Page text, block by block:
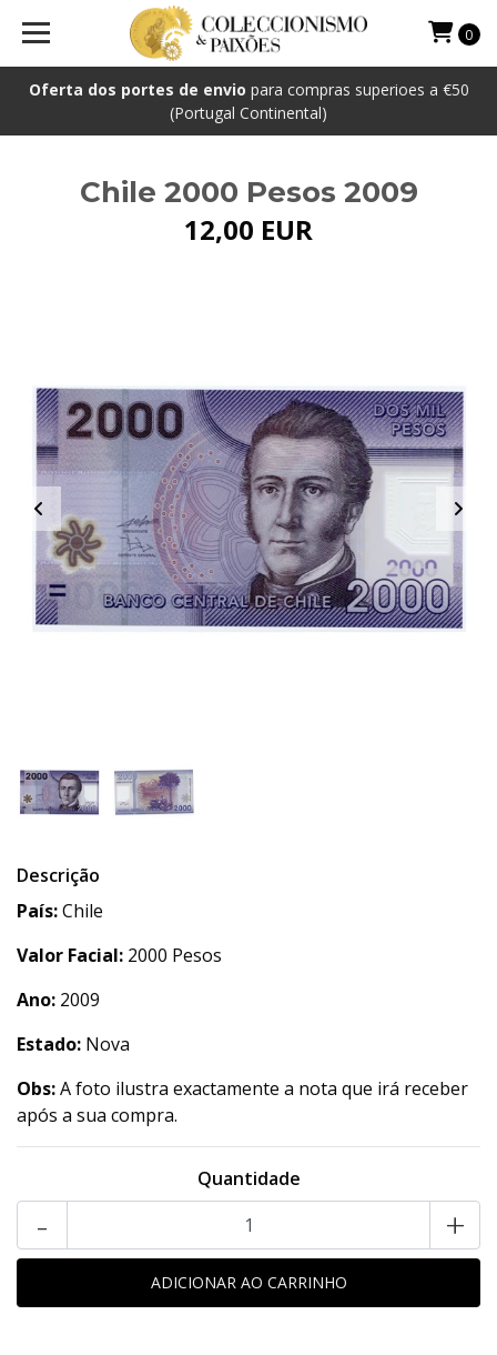
Oferta dos portes de envio para compras superioes a €50
(Portugal Continental)
0
Chile 2000 Pesos 2009
12,00 EUR
Descrição
País:Chile
Valor Facial: 2000 Pesos
Ano: 2009
Estado: Nova
Obs:A foto ilustra exactamente a nota que irá receber
após a sua compra.
Quantidade
- +